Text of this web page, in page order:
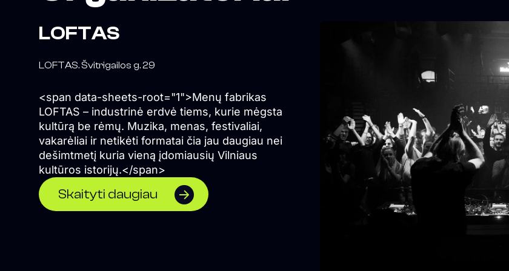
LOFTAS
LOFTAS. Švitrigailos g. 29
<span data-sheets-root="1">Menų fabrikas
LOFTAS – industrinė erdvė tiems, kurie mėgsta
kultūrą be rėmų. Muzika, menas, festivaliai,
vakarėliai ir netikėti formatai čia jau daugiau nei
dešimtmetį kuria vieną įdomiausių Vilniaus
kultūros istorijų.</span>
Skaityti daugiau